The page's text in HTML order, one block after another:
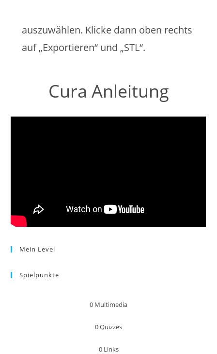
auszuwählen. Klicke dann oben rechts
auf „Exportieren“ und „STL“.
Cura Anleitung
Mein Level
Spielpunkte
0 Multimedia
0Quizzes
0 Links